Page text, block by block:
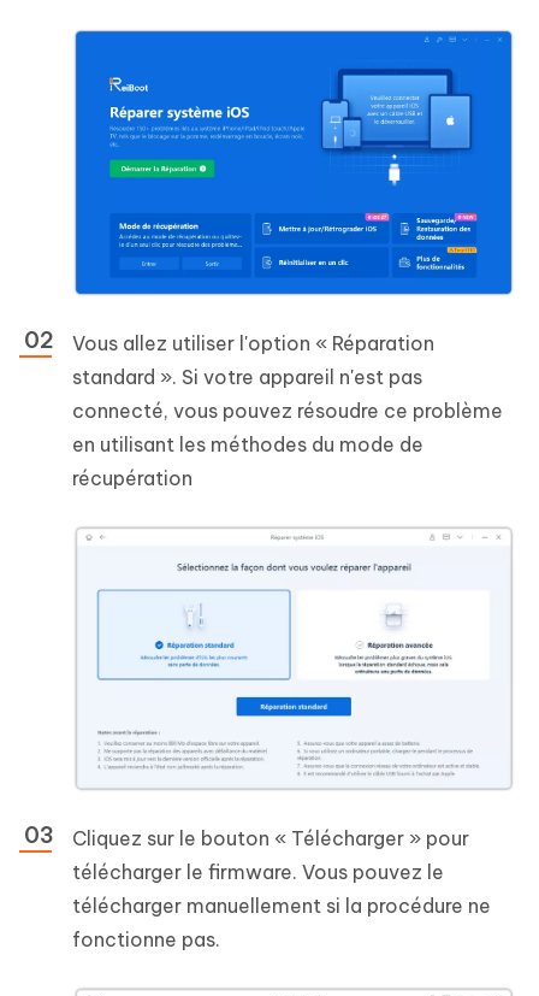
Vous allez utiliser l'option « Réparation
standard ». Si votre appareil n'est pas
connecté, vous pouvez résoudre ce problème
en utilisant les méthodes du mode de
récupération
Cliquez sur le bouton « Télécharger » pour
télécharger le firmware. Vous pouvez le
télécharger manuellement si la procédure ne
fonctionne pas.